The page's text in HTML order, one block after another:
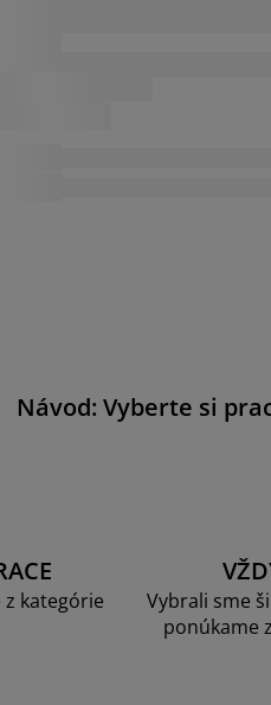
Návod: Vyberte si
kategórie
Vybrali sme
ponúkame